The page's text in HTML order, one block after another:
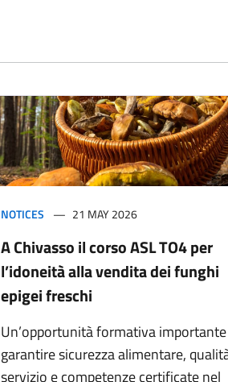
NOTICES 21 MAY 2026
A Chivasso il corso ASL TO4 per
l’idoneità alla vendita dei funghi
epigei freschi
Un’opportunità formativa
garantire sicurezza alimentare,
servizio e competenze certificate nel